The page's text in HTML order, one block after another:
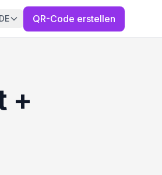
DE QR-Code erstellen
+